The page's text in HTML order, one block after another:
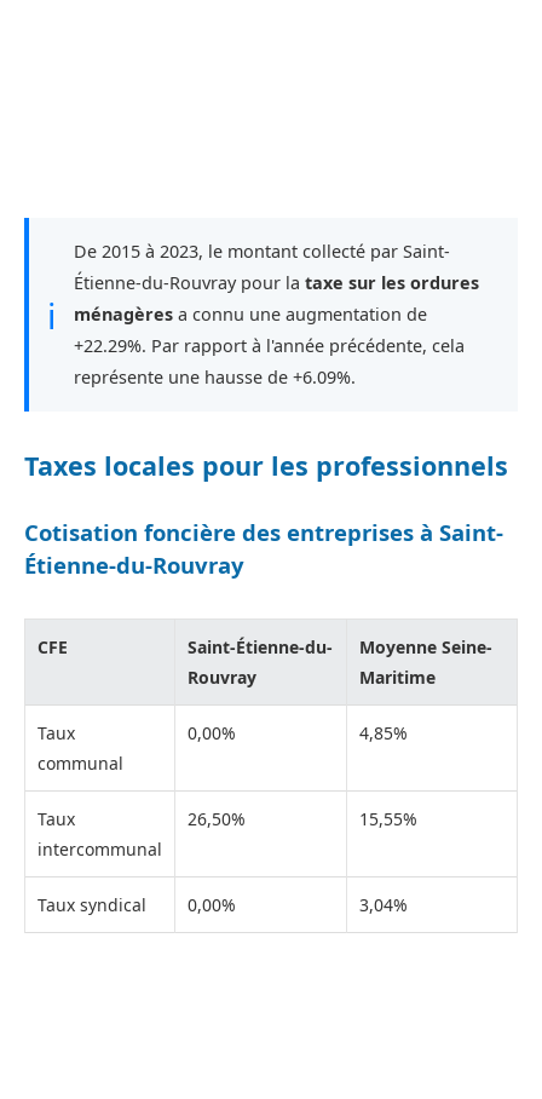
ℹ
De 2015 à 2023, le montant collecté par Saint-
Étienne-du-Rouvray pour la taxe sur les ordures
ménagères a connu une augmentation de
+22.29%. Par rapport à l'année précédente, cela
représente une hausse de +6.09%.
Taxes locales pour les professionnels
Cotisation foncière des entreprises à Saint-
Étienne-du-Rouvray
CFE
Saint-Étienne-du-
Rouvray
Moyenne Seine-
Maritime
Taux
communal
0,00% 4,85%
Taux
intercommunal
26,50% 15,55%
Taux syndical 0,00% 3,04%